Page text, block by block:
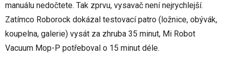
manuálu nedočtete. Tak zprvu, vysavač není nejrychlejší.
Zatímco Roborock dokázal testovací patro (ložnice, obývák,
koupelna, galerie) vysát za zhruba 35 minut, Mi Robot
Vacuum Mop-P potřeboval o 15 minut déle.